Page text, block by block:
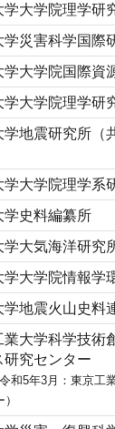
大学院理学研
災害科学国際
大学院国際資
大学院理学研
地震研究所（
大学院理学系
史料編纂所
大気海洋研究
大学院情報学
地震火山史料
大学科学技術
研究センター
令和5年3月：東京工